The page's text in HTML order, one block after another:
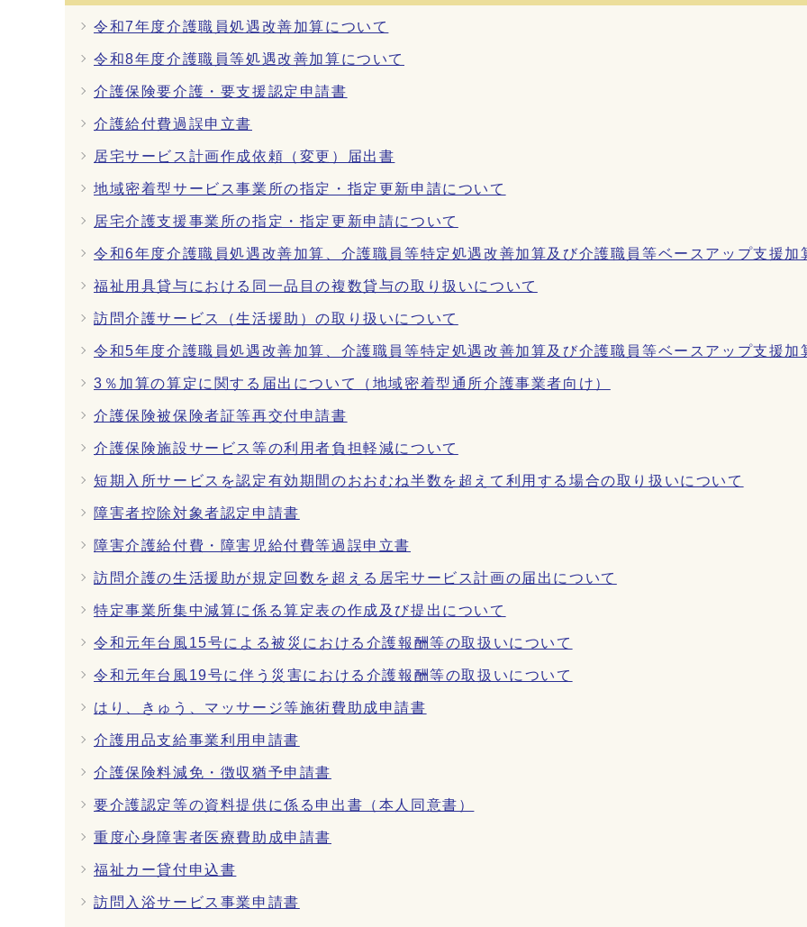
令和7年度介護職員処遇改善加算について
令和8年度介護職員等処遇改善加算について
介護保険要介護・要支援認定申請書
介護給付費過誤申立書
居宅サービス計画作成依頼（変更）届出書
地域密着型サービス事業所の指定・指定更新申請について
居宅介護支援事業所の指定・指定更新申請について
令和6年度介護職員処遇改善加算、介護職員等特定処遇改善加算及び介護職員等ベースアップ支援加
福祉用具貸与における同一品目の複数貸与の取り扱いについて
訪問介護サービス（生活援助）の取り扱いについて
令和5年度介護職員処遇改善加算、介護職員等特定処遇改善加算及び介護職員等ベースアップ支援加
3％加算の算定に関する届出について（地域密着型通所介護事業者向け）
介護保険被保険者証等再交付申請書
介護保険施設サービス等の利用者負担軽減について
短期入所サービスを認定有効期間のおおむね半数を超えて利用する場合の取り扱いについて
障害者控除対象者認定申請書
障害介護給付費・障害児給付費等過誤申立書
訪問介護の生活援助が規定回数を超える居宅サービス計画の届出について
特定事業所集中減算に係る算定表の作成及び提出について
令和元年台風15号による被災における介護報酬等の取扱いについて
令和元年台風19号に伴う災害における介護報酬等の取扱いについて
はり、きゅう、マッサージ等施術費助成申請書
介護用品支給事業利用申請書
介護保険料減免・徴収猶予申請書
要介護認定等の資料提供に係る申出書（本人同意書）
重度心身障害者医療費助成申請書
福祉カー貸付申込書
訪問入浴サービス事業申請書